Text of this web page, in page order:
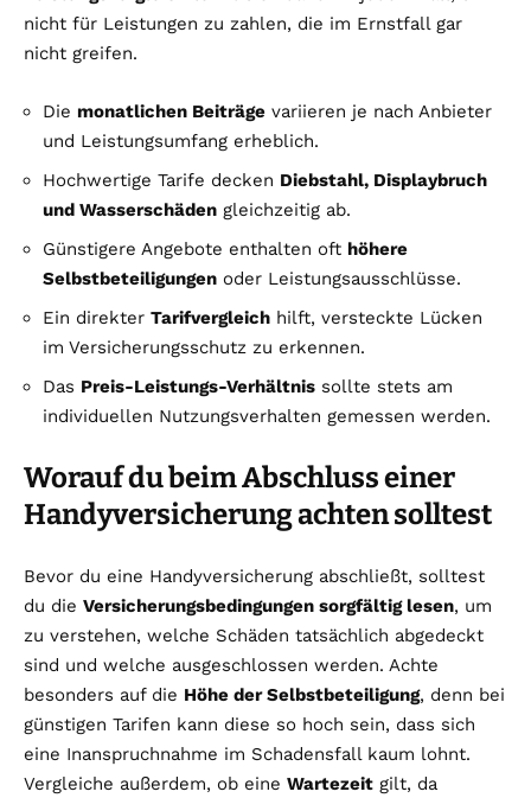
nicht für Leistungen zu zahlen, die im Ernstfall gar
nicht greifen.
Die monatlichen Beiträge variieren je nach Anbieter
und Leistungsumfang erheblich.
Hochwertige Tarife decken Diebstahl, Displaybruch
und Wasserschäden gleichzeitig ab.
Günstigere Angebote enthalten oft höhere
Selbstbeteiligungen oder Leistungsausschlüsse.
Ein direkter Tarifvergleich hilft, versteckte Lücken
im Versicherungsschutz zu erkennen.
Das Preis-Leistungs-Verhältnis sollte stets am
individuellen Nutzungsverhalten gemessen werden.
Worauf du beim Abschluss einer
Handyversicherung achten solltest
Bevor du eine Handyversicherung abschließt, solltest
du die Versicherungsbedingungen sorgfältig lesen, um
zu verstehen, welche Schäden tatsächlich abgedeckt
sind und welche ausgeschlossen werden. Achte
besonders auf die Höhe der Selbstbeteiligung, denn bei
günstigen Tarifen kann diese so hoch sein, dass sich
eine Inanspruchnahme im Schadensfall kaum lohnt.
Vergleiche außerdem, ob eine Wartezeit gilt, da